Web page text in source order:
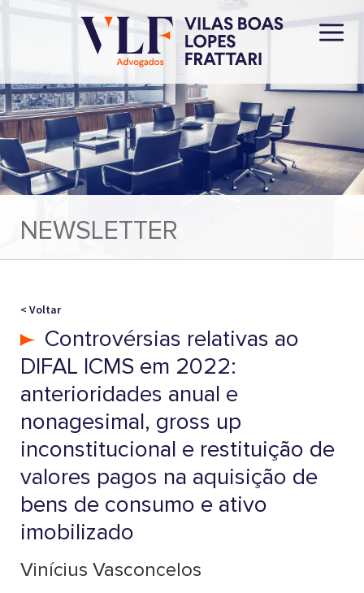
NEWSLETTER
< Voltar
Controvérsias relativas ao
DIFAL ICMS em 2022:
anterioridades anual e
nonagesimal, gross up
inconstitucional e restituição de
valores pagos na aquisição de
bens de consumo e ativo
imobilizado
Vinícius Vasconcelos